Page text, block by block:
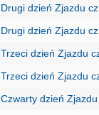
Drugi dzień Zjazdu
Drugi dzień Zjazdu
Trzeci dzień Zjazdu
Trzeci dzień Zjazdu
Czwarty dzień